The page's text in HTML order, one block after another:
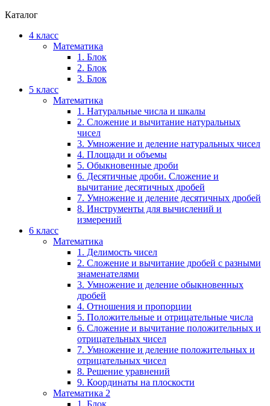
Каталог
4 класс
Математика
1. Блок
2. Блок
3. Блок
5 класс
Математика
1. Натуральные числа и шкалы
2. Сложение и вычитание натуральных
чисел
3. Умножение и деление натуральных чисел
4. Площади и объемы
5. Обыкновенные дроби
6. Десятичные дроби. Сложение и
вычитание десятичных дробей
7. Умножение и деление десятичных дробей
8. Инструменты для вычислений и
измерений
6 класс
Математика
1. Делимость чисел
2. Сложение и вычитание дробей с разными
знаменателями
3. Умножение и деление обыкновенных
дробей
4. Отношения и пропорции
5. Положительные и отрицательные числа
6. Сложение и вычитание положительных и
отрицательных чисел
7. Умножение и деление положительных и
отрицательных чисел
8. Решение уравнений
9. Координаты на плоскости
Математика 2
1. Блок